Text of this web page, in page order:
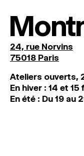
24, rue Norvins
75018 Paris
Ateliers ouverts,
En hiver : 14 et
En été : Du 19 au